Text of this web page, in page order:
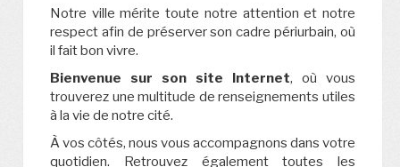
Notre ville mérite toute notre attention et notre
respect afin de préserver son cadre périurbain, où
il fait bon vivre.
Bienvenue sur son site Internet, où vous
trouverez une multitude de renseignements utiles
à la vie de notre cité.
À vos côtés, nous vous accompagnons dans votre
quotidien. Retrouvez également toutes les